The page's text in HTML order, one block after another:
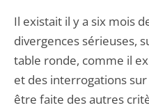
Il existait il y a six mois
divergences sérieuses,
table ronde, comme il
et des interrogations
être faite des autres